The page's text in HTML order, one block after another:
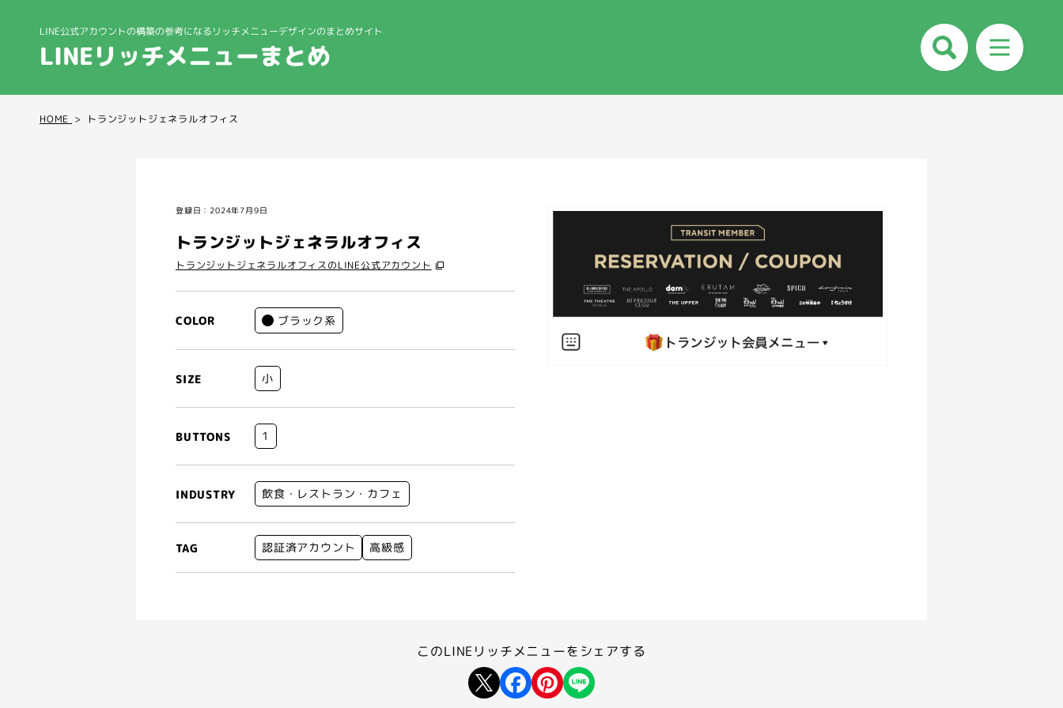
LINE公式アカウントの構築の参考になるリッチメニューデザインのまとめサイト
LINEリッチメニューまとめ
HOME トランジットジェネラルオフィス
登録日：2024年7月9日
トランジットジェネラルオフィス
トランジットジェネラルオフィスのLINE公式アカウント
COLOR ブラック系
SIZE 小
BUTTONS 1
INDUSTRY 飲食・レストラン・カフェ
TAG 認証済アカウント 高級感
このLINEリッチメニューを シェアする